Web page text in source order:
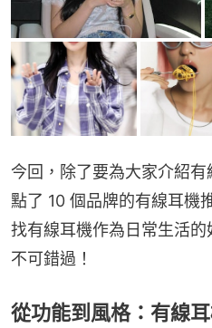
今回，除了要為大家介紹
點了 10 個品牌的有線耳機
找有線耳機作為日常生活
不可錯過！
從功能到風格：有線